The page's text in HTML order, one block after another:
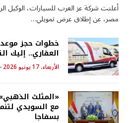
مصر، عن إطلاق عرض تمويلي…
خطوات حجز
العقاري.. إليك
الأربعاء، 17 يونيو 2026 - 7:58 م
«المثلث
بسفاجا